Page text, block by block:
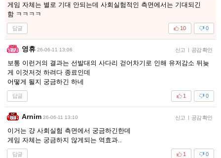
게임 자체는 별로 기대 안되는데 사회실험적인 측면에서는 기대되긴
함 ㅋㅋㅋㅋ
답글 0
10
영휴 26-06-11 13:06 신고 | 공감 확인
보통 이런거의 결과는 선발대의 사다리 걷어차기로 인해 유저감소 뒤늦
게 이것저것 하려다 종료인데
어떻게 될지 궁금하긴 하네
답글 0
1
Arnim 26-06-11 13:10 신고 | 공감 확인
이거는 걍 사회실험 측면에서 궁금하긴한데
게임 자체는 궁금하지 않게되는 역효과..
답글 0
1